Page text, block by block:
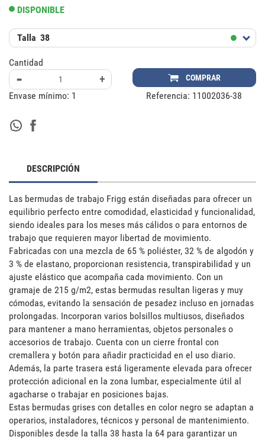
DISPONIBLE
Talla 38
Cantidad
- + COMPRAR
Envase mínimo: 1 Referencia: 11002036-38
DESCRIPCIÓN
Las bermudas de trabajo Frigg están diseñadas para ofrecer un
equilibrio perfecto entre comodidad, elasticidad y funcionalidad,
siendo ideales para los meses más cálidos o para entornos de
trabajo que requieren mayor libertad de movimiento.
Fabricadas con una mezcla de 65 % poliéster, 32 % de algodón y
3 % de elastano, proporcionan resistencia, transpirabilidad y un
ajuste elástico que acompaña cada movimiento. Con un
gramaje de 215 g/m2, estas bermudas resultan ligeras y muy
cómodas, evitando la sensación de pesadez incluso en jornadas
prolongadas. Incorporan varios bolsillos multiusos, diseñados
para mantener a mano herramientas, objetos personales o
accesorios de trabajo. Cuenta con un cierre frontal con
cremallera y botón para añadir practicidad en el uso diario.
Además, la parte trasera está ligeramente elevada para ofrecer
protección adicional en la zona lumbar, especialmente útil al
agacharse o trabajar en posiciones bajas.
Estas bermudas grises con detalles en color negro se adaptan a
operarios, instaladores, técnicos y personal de mantenimiento.
Disponibles desde la talla 38 hasta la 64 para garantizar un